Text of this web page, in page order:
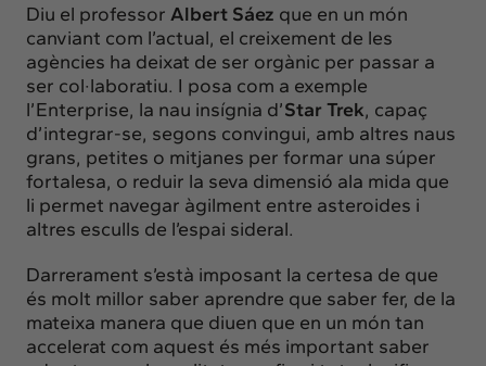
Diu el professor Albert Sáez que en un món
canviant com l’actual, el creixement de les
agències ha deixat de ser orgànic per passar a
ser col·laboratiu. I posa com a exemple
l’Enterprise, la nau insígnia d’Star Trek, capaç
d’integrar-se, segons convingui, amb altres naus
grans, petites o mitjanes per formar una súper
fortalesa, o reduir la seva dimensió ala mida que
li permet navegar àgilment entre asteroides i
altres esculls de l’espai sideral.
Darrerament s’està imposant la certesa de que
és molt millor saber aprendre que saber fer, de la
mateixa manera que diuen que en un món tan
accelerat com aquest és més important saber